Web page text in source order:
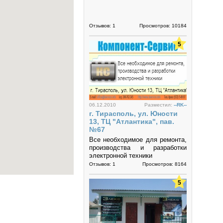
Отзывов: 1 Просмотров: 10184
06.12.2010 Разместил: --RK--
г. Тирасполь, ул. Юности
13, ТЦ "Атлантика", пав.
№67
Все необходимое для ремонта,
производства и разработки
электронной техники
г. Тирасполь, ул. Юности 13
Отзывов: 1 Просмотров: 8164
5
5